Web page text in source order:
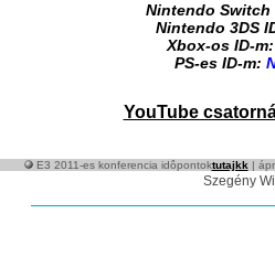
Nintendo Switch
Nintendo 3DS
Xbox-os ID-m:
PS-es ID-m:
YouTube
E3 2011-es konferencia idôpontoktutajkk |
Szegény